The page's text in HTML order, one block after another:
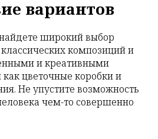
вариантов
широкий выбор
композиций и
и креативными
цветочные коробки и
Не упустите возможность
чем-то совершенно